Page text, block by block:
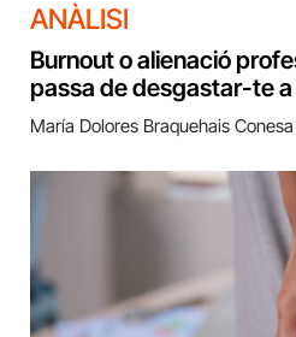
ANÀLISI
Burnout o alienació
passa de desgastar-te
María Dolores Braquehais Conesa